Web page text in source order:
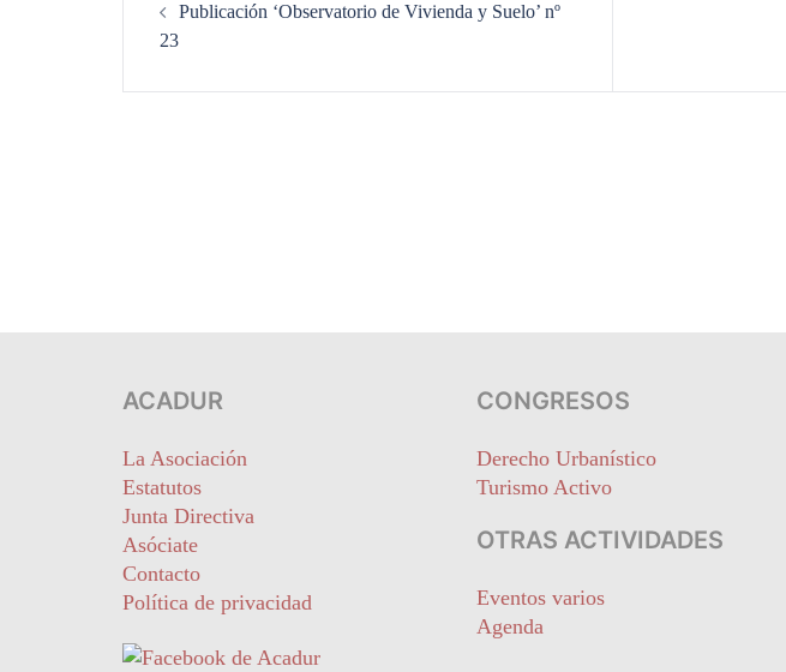
entradas
Publicación ‘Observatorio de Vivienda y Suelo’ nº
23
ACADUR
La Asociación
Estatutos
Junta Directiva
Asóciate
Contacto
Política de privacidad
CONGRESOS
Derecho Urbanístico
Turismo Activo
OTRAS ACTIVIDADES
Eventos varios
Agenda